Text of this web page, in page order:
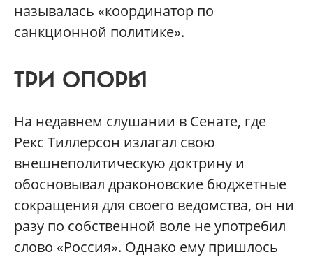
называлась «координатор по
санкционной политике».
ТРИ ОПОРЫ
На недавнем слушании в Сенате, где
Рекс Тиллерсон излагал свою
внешнеполитическую доктрину и
обосновывал драконовские бюджетные
сокращения для своего ведомства, он ни
разу по собственной воле не употребил
слово «Россия». Однако ему пришлось